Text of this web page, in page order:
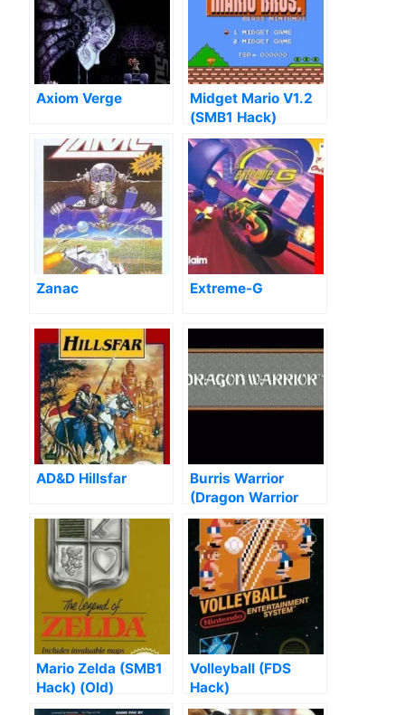
Axiom Verge
Midget Mario V1.2
(SMB1 Hack)
Zanac Extreme-G
AD&D Hillsfar
Burris Warrior
(Dragon Warrior
Hack)
Mario Zelda (SMB1
Hack) (Old)
Volleyball (FDS
Hack)